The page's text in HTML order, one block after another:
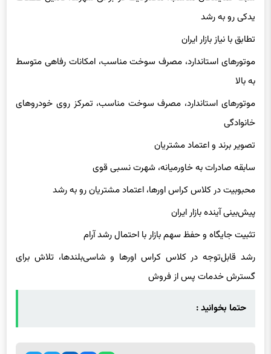
یدکی رو به رشد
تطابق با نیاز بازار ایران
موتورهای استاندارد، مصرف سوخت مناسب، امکانات رفاهی متوسط
به بالا
موتورهای استاندارد، مصرف سوخت مناسب، تمرکز روی خودروهای
خانوادگی
تصویر برند و اعتماد مشتریان
سابقه صادرات به خاورمیانه، شهرت نسبی قوی
محبوبیت در کلاس کراس اورها، اعتماد مشتریان رو به رشد
پیش‌بینی آینده بازار ایران
تثبیت جایگاه و حفظ سهم بازار با احتمال رشد آرام
رشد قابل‌توجه در کلاس کراس اورها و شاسی‌بلندها، تلاش برای
گسترش خدمات پس از فروش
حتما بخوانید :